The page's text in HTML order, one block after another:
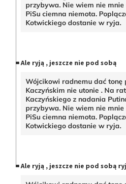
przybywa. Nie wiem nie
PiSu ciemna niemota.
Kotwickiego dostanie w ryja.
Ale ryją , jeszcze nie pod sobą
Wójcikowi radnemu dać tonę
Kaczyńskim nie utonie . Na
Kaczyńskiego z nadania
przybywa. Nie wiem nie
PiSu ciemna niemota.
Kotwickiego dostanie w ryja.
Ale ryją , jeszcze nie pod sobą